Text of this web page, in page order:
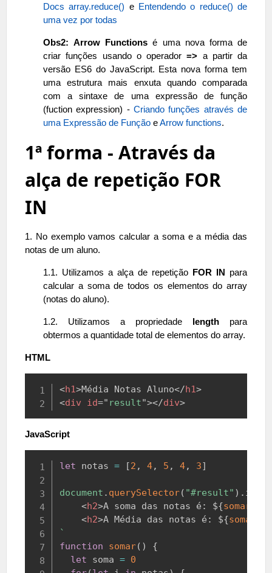
Docs array.reduce() e Entendendo o reduce() de
uma vez por todas
Obs2: Arrow Functions é uma nova forma de
criar funções usando o operador=> a partir da
versão ES6 do JavaScript. Esta nova forma tem
uma estrutura mais enxuta quando comparada
com a sintaxe de uma expressão de função
(fuction expression) - Criando funções através de
uma Expressão de Função eArrow functions.
1ª forma - Através da
alça de repetição FOR
IN
1. No exemplo vamos calcular a soma e a média das
notas de um aluno.
1.1. Utilizamos a alça de repetição FOR IN para
calcular a soma de todos os elementos do array
(notas do aluno).
1.2. Utilizamos a propriedade length para
obtermos a quantidade total de elementos do array.
HTML
<h1>Média Notas Aluno</h1>
<div id=" result"></div>
JavaScript
let notas = [2 , 4, 5 , 4, 3]
document . querySelector( "#result" ) .
<h2>A soma das notas é: ${somar
<h2>A Média das notas é: ${somar
`
function
somar( )
{
let soma = 0